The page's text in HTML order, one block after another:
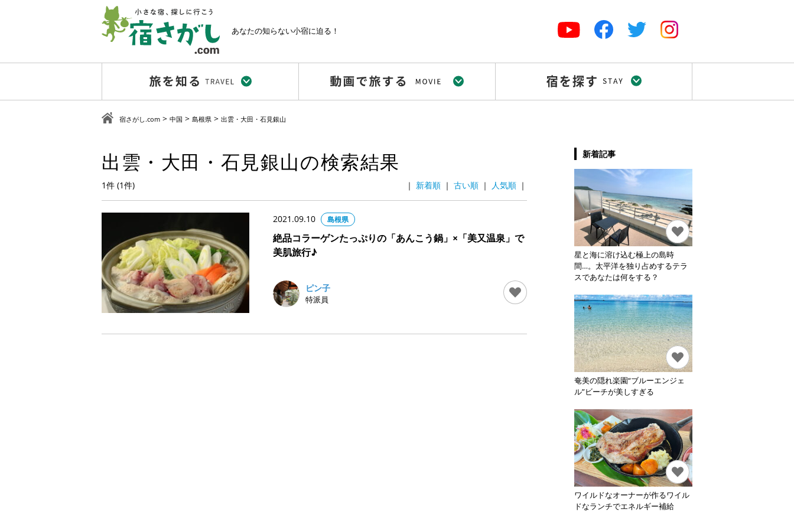
あなたの知らない小宿に迫る！
宿さがし.com > 中国 > 島根県 > 出雲・大田・石見銀山
出雲・大田・石見銀山の検索結果
1件 (1件) ｜ ｜ ｜ ｜
2021.09.10 島根県
絶品コラーゲンたっぷりの「あんこう鍋」×「美又温泉」で
美肌旅行♪
ピン子
特派員
新着記事
星と海に溶け込む極上の島時
間…。太平洋を独り占めするテラ
スであなたは何をする？
奄美の隠れ楽園“ブルーエンジェ
ル”ビーチが美しすぎる
ワイルドなオーナーが作るワイル
ドなランチでエネルギー補給